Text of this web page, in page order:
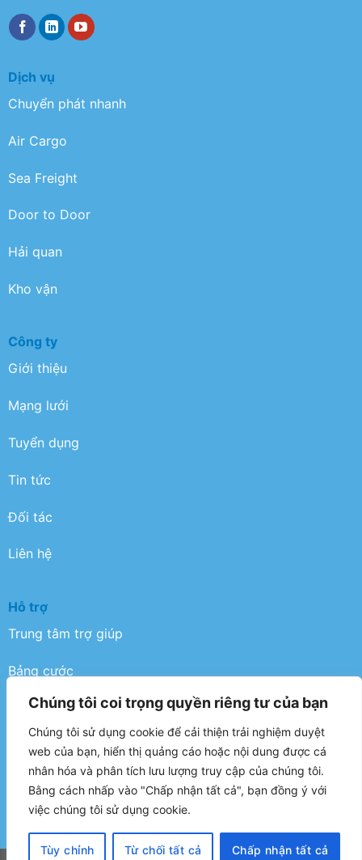
Chúng tôi coi trọng quyền riêng tư của bạn
Chúng tôi sử dụng cookie để cải thiện trải nghiệm duyệt
web của bạn, hiển thị quảng cáo hoặc nội dung được cá
nhân hóa và phân tích lưu lượng truy cập của chúng tôi.
Bằng cách nhấp vào "Chấp nhận tất cả", bạn đồng ý với
việc chúng tôi sử dụng cookie.
Tùy chỉnh Từ chối tất cả Chấp nhận tất cả
Dịch vụ
Chuyển phát nhanh
Air Cargo
Sea Freight
Door to Door
Hải quan
Kho vận
Công ty
Giới thiệu
Mạng lưới
Tuyển dụng
Tin tức
Đối tác
Liên hệ
Hỗ trợ
Trung tâm trợ giúp
Bảng cước
Điều khoản
Chính sách bảo mật